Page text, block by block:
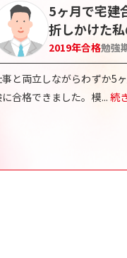
5ヶ月で宅建
折しかけた
2019年合格勉強
と両立しながらわずか5
合格できました。模... 続